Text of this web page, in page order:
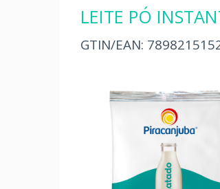
LEITE PÓ
GTIN/EAN: